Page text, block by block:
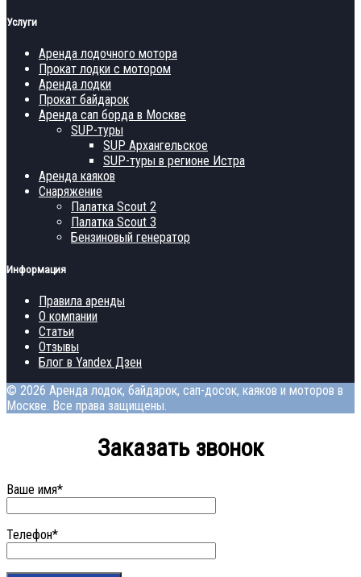
Услуги
Аренда лодочного мотора
Прокат лодки с мотором
Аренда лодки
Прокат байдарок
Аренда сап борда в Москве
SUP-туры
SUP Архангельское
SUP-туры в регионе Истра
Аренда каяков
Снаряжение
Палатка Scout 2
Палатка Scout 3
Бензиновый генератор
Информация
Правила аренды
О компании
Статьи
Отзывы
Блог в Yandex Дзен
© 2026 Аренда лодок, байдарок, сап-досок, каяков и моторов в
Москве. Все права защищены.
Заказать звонок
Ваше имя*
Телефон*